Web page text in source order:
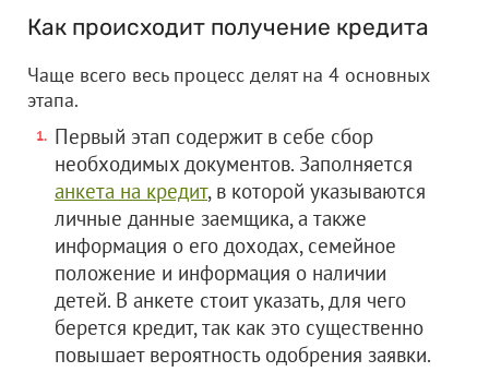
Как происходит получение кредита
Чаще всего весь процесс делят на 4 основных
этапа.
Первый этап содержит в себе сбор
необходимых документов. Заполняется
анкета на кредит, в которой указываются
личные данные заемщика, а также
информация о его доходах, семейное
положение и информация о наличии
детей. В анкете стоит указать, для чего
берется кредит, так как это существенно
повышает вероятность одобрения заявки.